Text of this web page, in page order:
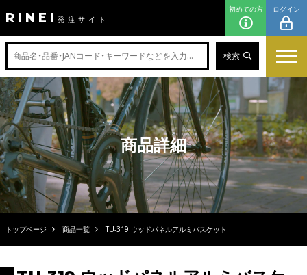
RINEI 発注サイト
初めての方 ログイン
検索
商品詳細
トップページ 商品一覧 TU-319 ウッドパネルアルミバスケット